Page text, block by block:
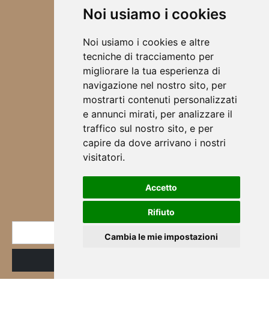
Noi usiamo i cookies
Noi usiamo i cookies e altre
tecniche di tracciamento per
migliorare la tua esperienza di
navigazione nel nostro sito, per
mostrarti contenuti personalizzati
e annunci mirati, per analizzare il
traffico sul nostro sito, e per
capire da dove arrivano i nostri
visitatori.
Accetto
Rifiuto
Cambia le mie impostazioni
CONTATTI
ABBIGLIAMENTO 2025
TOVAGLIETTE ALL'AMERICANA
SCRUNCHIES
CHI SONO
DESIGN
BORSE
ABBIGLIAMENTO
SCALDA COLLO
SCIARPE
CORSI & WORKSHOP
NEWSLETTER
* E-mail
alla